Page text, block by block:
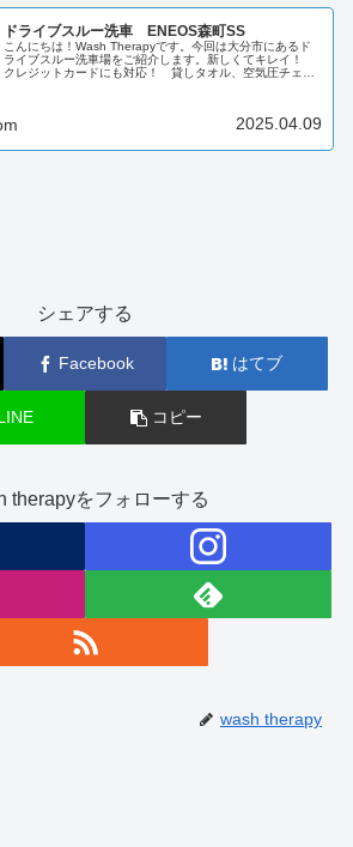
ドライブスルー洗車 ENEOS森町SS
こんにちは！Wash Therapyです。今回は大分市にあるド
ライブスルー洗車場をご紹介します。新しくてキレイ！
クレジットカードにも対応！ 貸しタオル、空気圧チェッ
2025.04.09
シェアする
Facebook はてブ
コピー
therapyをフォローする
wash therapy